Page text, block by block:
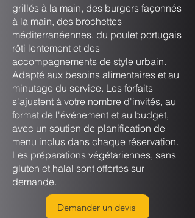
grillés à la main, des burgers façonnés
à la main, des brochettes
méditerranéennes, du poulet portugais
rôti lentement et des
accompagnements de style urbain.
Adapté aux besoins alimentaires et au
minutage du service. Les forfaits
s'ajustent à votre nombre d'invités, au
format de l'événement et au budget,
avec un soutien de planification de
menu inclus dans chaque réservation.
Les préparations végétariennes, sans
gluten et halal sont offertes sur
demande.
Demander un devis